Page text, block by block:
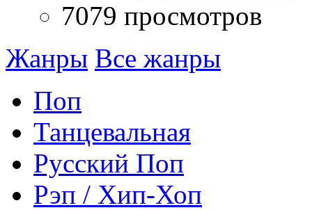
7079 просмотров
Жанры Все жанры
Поп
Танцевальная
Русский Поп
Рэп / Хип-Хоп